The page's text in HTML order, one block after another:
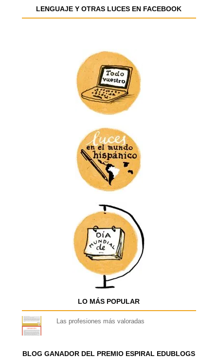
m
LENGUAJE Y OTRAS LUCES EN FACEBOOK
LO MÁS POPULAR
Las profesiones más valoradas
BLOG GANADOR DEL PREMIO ESPIRAL EDUBLOGS